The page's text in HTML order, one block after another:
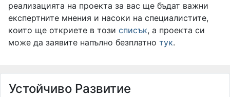
реализацията на проекта за вас ще бъдат важни
експертните мнения и насоки на специалистите,
които ще откриете в този списък, а проекта си
може да заявите напълно безплатно тук.
Устойчиво Развитие